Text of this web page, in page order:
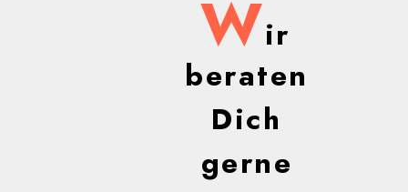
Wir
beraten
Dich
gerne